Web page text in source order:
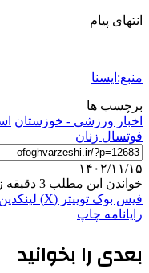
انتهای پیام
منبع:ایسنا
برچسب ها
اخبار ورزشی - خوزستان
فوتسال زنان
۱۴۰۲/۱۱/۱۵
خواندن این مطلب 3 دقیقه زمان میبرد
فیس بوک توییتر (X) لینکدین
رایانامه چاپ
بعدی را بخوانید